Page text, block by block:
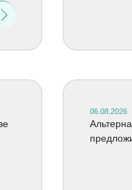
06.08.2026